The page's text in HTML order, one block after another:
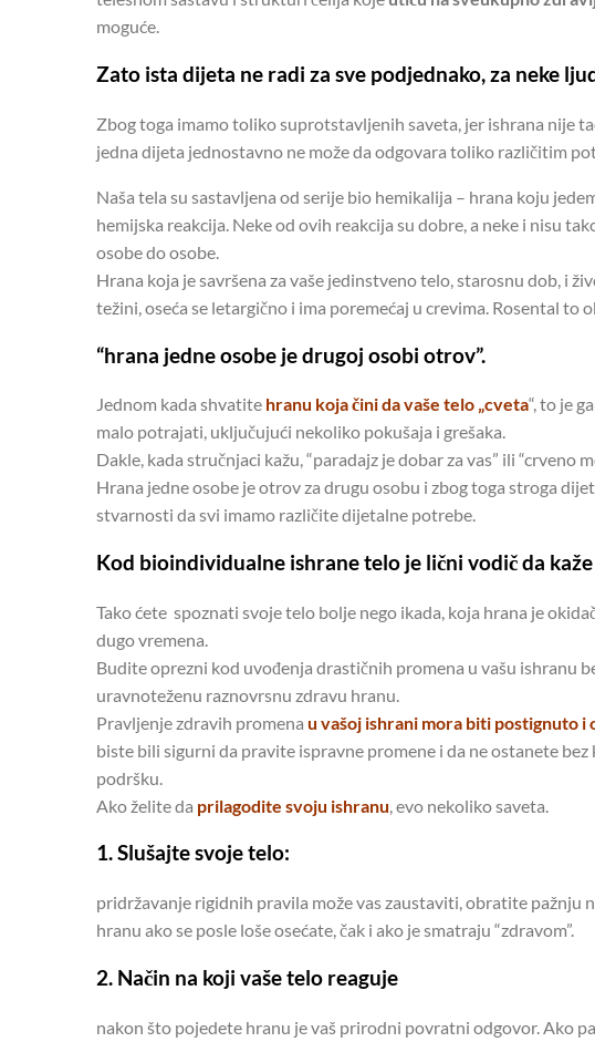
moguće.
Zato ista dijeta ne radi za sve podjednako, za neke
Zbog toga imamo toliko suprotstavljenih saveta, jer ishrana nije
jedna dijeta jednostavno ne može da odgovara toliko različitim
Naša tela su sastavljena od serije bio hemikalija – hrana koju
hemijska reakcija. Neke od ovih reakcija su dobre, a neke i nisu
osobe do osobe.
Hrana koja je savršena za vaše jedinstveno telo, starosnu dob, i
težini, oseća se letargično i ima poremećaj u crevima. Rosental to
“hrana jedne osobe je drugoj osobi otrov”.
Jednom kada shvatite hranu koja čini da vaše telo „cveta“, to je
malo potrajati, uključujući nekoliko pokušaja i grešaka.
Dakle, kada stručnjaci kažu, “paradajz je dobar za vas” ili “crveno
Hrana jedne osobe je otrov za drugu osobu i zbog toga stroga
stvarnosti da svi imamo različite dijetalne potrebe.
Kod bioindividualne ishrane telo je lični vodič da
Tako ćete spoznati svoje telo bolje nego ikada, koja hrana je
dugo vremena.
Budite oprezni kod uvođenja drastičnih promena u vašu ishranu
uravnoteženu raznovrsnu zdravu hranu.
Pravljenje zdravih promena u vašoj ishrani mora biti postignuto i
biste bili sigurni da pravite ispravne promene i da ne ostanete
podršku.
Ako želite da prilagodite svoju ishranu , evo nekoliko saveta.
1. Slušajte svoje telo:
pridržavanje rigidnih pravila može vas zaustaviti, obratite pažnju
hranu ako se posle loše osećate, čak i ako je smatraju “zdravom”.
2. Način na koji vaše telo reaguje
nakon što pojedete hranu je vaš prirodni povratni odgovor. Ako